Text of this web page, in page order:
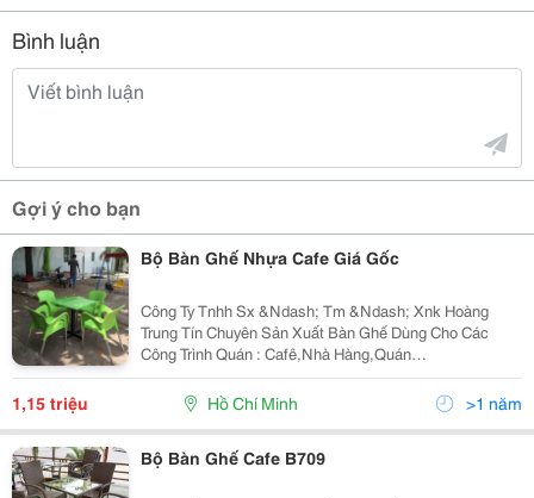
Bình luận
Gợi ý cho bạn
Bộ Bàn Ghế Nhựa Cafe Giá Gốc
Công Ty Tnhh Sx &Ndash; Tm &Ndash; Xnk Hoàng
Trung Tín Chuyên Sản Xuất Bàn Ghế Dùng Cho Các
Công Trình Quán : Cafê,Nhà Hàng,Quán
Ăn,Bar,Resort&Hellip;Với Giá Cả Cạnh Tranh Của Nhà
Sản Xuất,Nhiều Mẫu Mã Đa Dạng,Bảo Hành 12
Tháng,Vận Chuyển Mi
1,15 triệu Hồ Chí Minh >1 năm
Bộ Bàn Ghế Cafe B709